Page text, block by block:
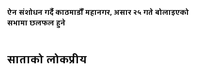
ऐन संशोधन गर्दै काठमाडौँ महानगर, असार २५ गते बोलाइएको
सभामा छलफल हुने
साताको लोकप्रीय